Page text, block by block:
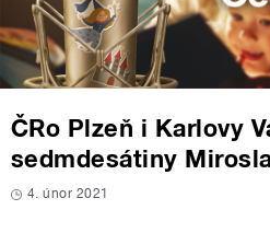
ČRo Plzeň i Karlovy
sedmdesátiny
4. únor 2021